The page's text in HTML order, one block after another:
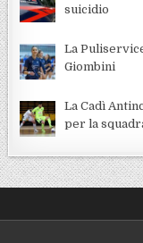
suicidio
La
Giombini
La Cadì
per la